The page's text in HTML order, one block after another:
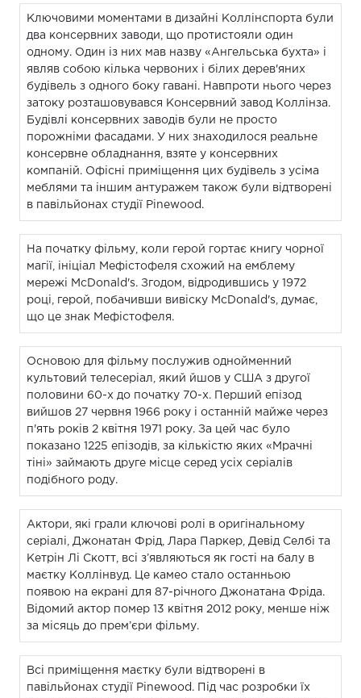
Ключовими моментами в дизайні Коллінспорта були
два консервних заводи, що протистояли один
одному. Один із них мав назву «Ангельська бухта» і
являв собою кілька червоних і білих дерев'яних
будівель з одного боку гавані. Навпроти нього через
затоку розташовувався Консервний завод Коллінза.
Будівлі консервних заводів були не просто
порожніми фасадами. У них знаходилося реальне
консервне обладнання, взяте у консервних
компаній. Офісні приміщення цих будівель з усіма
меблями та іншим антуражем також були відтворені
в павільйонах студії Pinewood.
На початку фільму, коли герой гортає книгу чорної
магії, ініціал Мефістофеля схожий на емблему
мережі McDonald's. Згодом, відродившись у 1972
році, герой, побачивши вивіску McDonald's, думає,
що це знак Мефістофеля.
Основою для фільму послужив однойменний
культовий телесеріал, який йшов у США з другої
половини 60-х до початку 70-х. Перший епізод
вийшов 27 червня 1966 року і останній майже через
п'ять років 2 квітня 1971 року. За цей час було
показано 1225 епізодів, за кількістю яких «Мрачні
тіні» займають друге місце серед усіх серіалів
подібного роду.
Актори, які грали ключові ролі в оригінальному
серіалі, Джонатан Фрід, Лара Паркер, Девід Селбі та
Кетрін Лі Скотт, всі з’являються як гості на балу в
маєтку Коллінвуд. Це камео стало останньою
появою на екрані для 87-річного Джонатана Фріда.
Відомий актор помер 13 квітня 2012 року, менше ніж
за місяць до прем’єри фільму.
Всі приміщення маєтку були відтворені в
павільйонах студії Pinewood. Під час розробки їх